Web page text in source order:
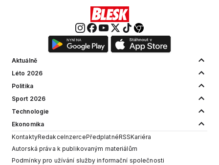
Aktuálně
Léto 2026
Politika
Sport 2026
Technologie
Ekonomika
KontaktyRedakceInzercePředplatnéRSSKariéra
Autorská práva k publikovaným materiálům
Podmínky pro užívání služby informační společnosti